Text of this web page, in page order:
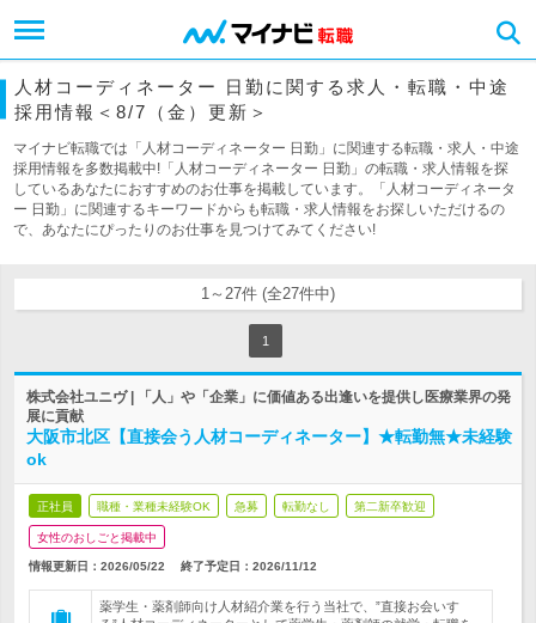
人材コーディネーター 日勤に関する求人・転職・中途
採用情報＜8/7（金）更新＞
マイナビ転職では「人材コーディネーター 日勤」に関連する転職・求人・中途
採用情報を多数掲載中!「人材コーディネーター 日勤」の転職・求人情報を探
しているあなたにおすすめのお仕事を掲載しています。「人材コーディネータ
ー 日勤」に関連するキーワードからも転職・求人情報をお探しいただけるの
で、あなたにぴったりのお仕事を見つけてみてください!
1～27件 (全27件中)
1
株式会社ユニヴ | 「人」や「企業」に価値ある出逢いを提供し医療業界の発
展に貢献
大阪市北区【直接会う人材コーディネーター】★転勤無★未経験
ok
正社員 職種・業種未経験OK 急募 転勤なし 第二新卒歓迎
女性のおしごと掲載中
情報更新日：2026/05/22 終了予定日： 2026/11/12
薬学生・薬剤師向け人材紹介業を行う当社で、”直接お会いす